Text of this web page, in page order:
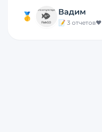
🥇 Вадим
📝 3 отчетов❤️